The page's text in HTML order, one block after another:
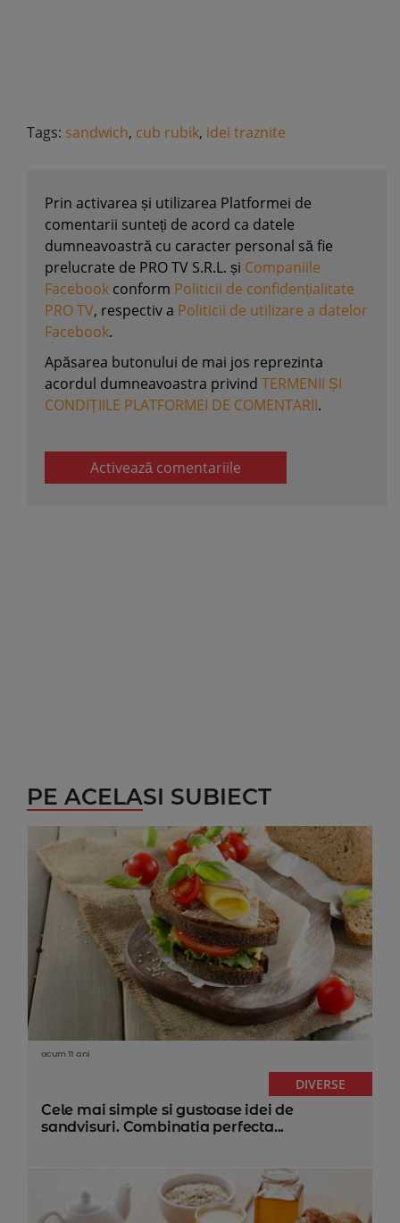
Tags: sandwich, cub rubik, idei traznite
Prin activarea și utilizarea Platformei de
comentarii sunteți de acord ca datele
dumneavoastră cu caracter personal să fie
prelucrate de PRO TV S.R.L. și Companiile
Facebook conform Politicii de confidențialitate
PRO TV, respectiv a Politicii de utilizare a datelor
Facebook.
Apăsarea butonului de mai jos reprezinta
acordul dumneavoastra privind TERMENII ȘI
CONDIȚIILE PLATFORMEI DE COMENTARII.
Activează comentariile
PE ACELASI SUBIECT
acum 11 ani
DIVERSE
Cele mai simple si gustoase idei de
sandvisuri. Combinatia perfecta...